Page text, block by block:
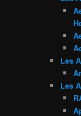
Les
Les